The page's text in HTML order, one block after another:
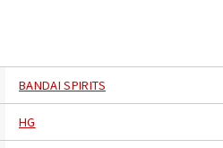
BANDAI SPIRITS
HG